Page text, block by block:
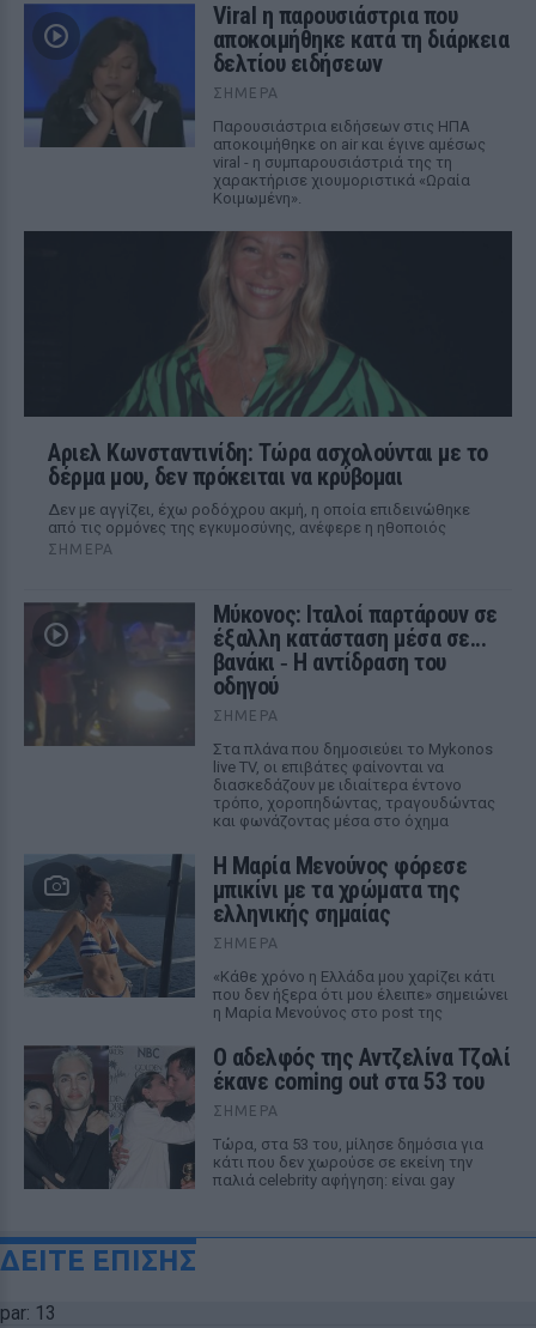
Viral η παρουσιάστρια που
αποκοιμήθηκε κατά τη διάρκεια
δελτίου ειδήσεων
ΣΉΜΕΡΑ
Παρουσιάστρια ειδήσεων στις ΗΠΑ
αποκοιμήθηκε on air και έγινε αμέσως
viral - η συμπαρουσιάστριά της τη
χαρακτήρισε χιουμοριστικά «Ωραία
Κοιμωμένη».
Αριελ Κωνσταντινίδη: Τώρα ασχολούνται με το
δέρμα μου, δεν πρόκειται να κρύβομαι
Δεν με αγγίζει, έχω ροδόχρου ακμή, η οποία επιδεινώθηκε
από τις ορμόνες της εγκυμοσύνης, ανέφερε η ηθοποιός
ΣΉΜΕΡΑ
Μύκονος: Ιταλοί παρτάρουν σε
έξαλλη κατάσταση μέσα σε...
βανάκι ‑ Η αντίδραση του
οδηγού
ΣΉΜΕΡΑ
Στα πλάνα που δημοσιεύει το Mykonos
live TV, οι επιβάτες φαίνονται να
διασκεδάζουν με ιδιαίτερα έντονο
τρόπο, χοροπηδώντας, τραγουδώντας
και φωνάζοντας μέσα στο όχημα
Η Μαρία Μενούνος φόρεσε
μπικίνι με τα χρώματα της
ελληνικής σημαίας
ΣΉΜΕΡΑ
«Κάθε χρόνο η Ελλάδα μου χαρίζει κάτι
που δεν ήξερα ότι μου έλειπε» σημειώνει
η Μαρία Μενούνος στο post της
Ο αδελφός της Αντζελίνα Τζολί
έκανε coming out στα 53 του
ΣΉΜΕΡΑ
Τώρα, στα 53 του, μίλησε δημόσια για
κάτι που δεν χωρούσε σε εκείνη την
παλιά celebrity αφήγηση: είναι gay
ΔΕΙΤΕ ΕΠΙΣΗΣ
par: 13